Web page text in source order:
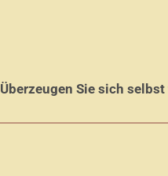
Überzeugen Sie sich